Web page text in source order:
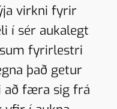
virkni fyrir
í sér aukalegt
fyrirlestri
það getur
að færa sig frá